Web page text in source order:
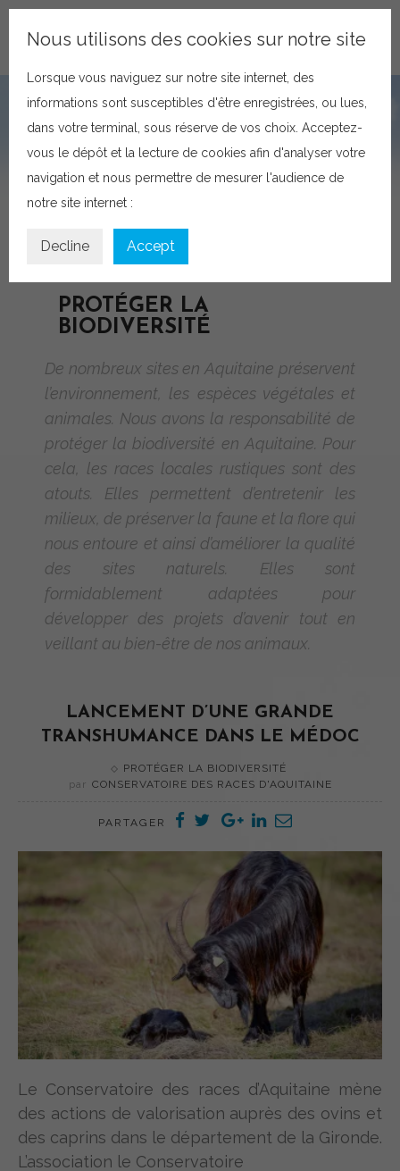
PROTÉGER LA
BIODIVERSITÉ
De nombreux sites en Aquitaine préservent
l’environnement, les espèces végétales et
animales. Nous avons la responsabilité de
protéger la biodiversité en Aquitaine. Pour
cela, les races locales rustiques sont des
atouts. Elles permettent d’entretenir les
milieux, de préserver la faune et la flore qui
nous entoure et ainsi d’améliorer la qualité
des sites naturels. Elles sont
formidablement adaptées pour
développer des projets d’avenir tout en
veillant au bien-être de nos animaux.
LANCEMENT D’UNE GRANDE
TRANSHUMANCE DANS LE MÉDOC
PROTÉGER LA BIODIVERSITÉ
par CONSERVATOIRE DES RACES D'AQUITAINE
PARTAGER
Le Conservatoire des races d’Aquitaine mène
des actions de valorisation auprès des ovins et
des caprins dans le département de la Gironde.
L’association le Conservatoire
Nous utilisons des cookies sur notre site
Lorsque vous naviguez sur notre site internet, des
informations sont susceptibles d'être enregistrées, ou lues,
dans votre terminal, sous réserve de vos choix. Acceptez-
vous le dépôt et la lecture de cookies afin d'analyser votre
navigation et nous permettre de mesurer l'audience de
notre site internet :
Decline Accept